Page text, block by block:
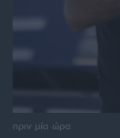
πριν μία ώρα